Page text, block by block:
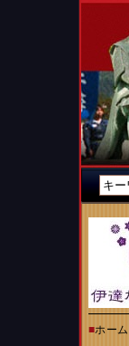
■ホーム